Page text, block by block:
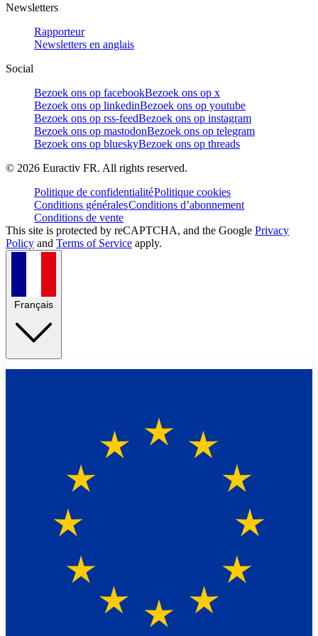
Newsletters
Rapporteur
Newsletters en anglais
Social
Bezoek ons op facebookBezoek ons op x
Bezoek ons op linkedinBezoek ons op youtube
Bezoek ons op rss-feedBezoek ons op instagram
Bezoek ons op mastodonBezoek ons op telegram
Bezoek ons op blueskyBezoek ons op threads
© 2026 Euractiv FR. All rights reserved.
Politique de confidentialitéPolitique cookies
Conditions généralesConditions d’abonnement
Conditions de vente
This site is protected by reCAPTCHA, and the Google Privacy
Policy and Terms of Service apply.
Français